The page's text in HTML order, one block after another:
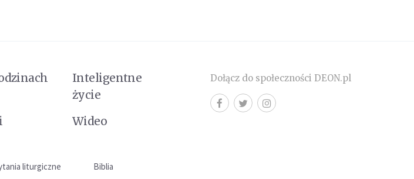
Inteligentne
życie
Wideo
liturgiczne
Biblia
Dołącz do społeczności DEON.pl